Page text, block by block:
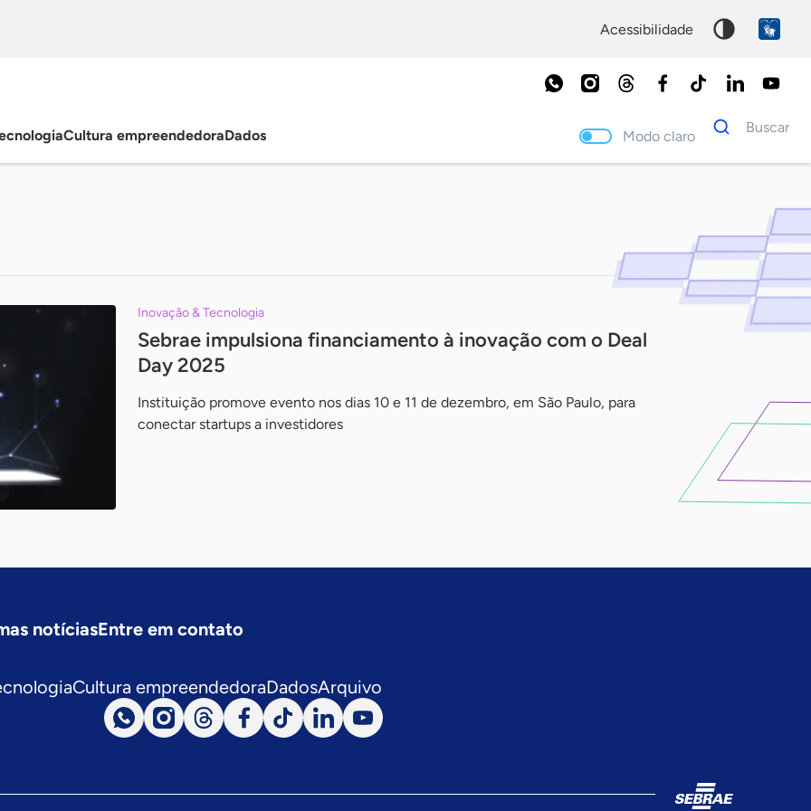
acessibilidade
Cultura empreendedoraDados Modo claro
Dados
para
Buscar
Inovação & Tecnologia
Sebrae impulsiona financiamento à inovação com o Deal
Day 2025
Instituição promove evento nos dias 10 e 11 de dezembro, em São Paulo, para
conectar startups a investidores
notíciasEntre em contato
Cultura empreendedoraDadosArquivo